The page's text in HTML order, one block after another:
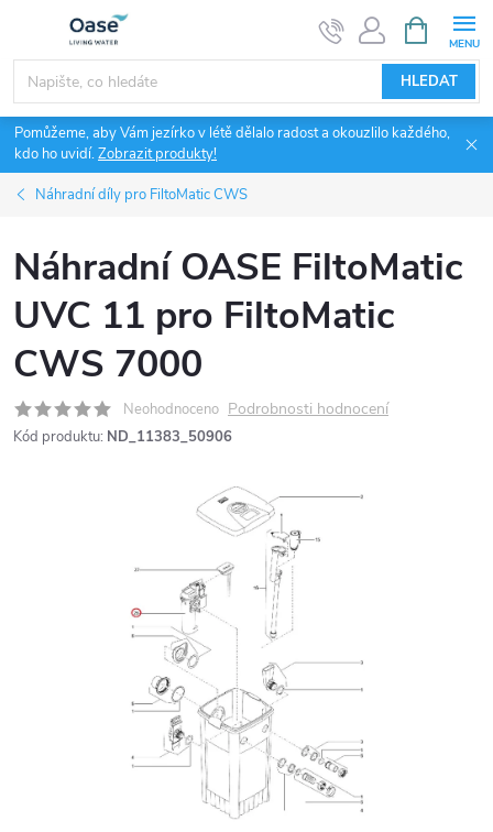
obsah
HLEDAT
NÁKUPNÍ
KOŠÍK
Pomůžeme, aby Vám jezírko v létě dělalo radost a okouzlilo každého,
kdo ho uvidí.Zobrazit produkty!
Náhradní díly pro FiltoMatic CWS
Náhradní OASE FiltoMatic
UVC 11 pro FiltoMatic
CWS 7000
Neohodnoceno Podrobnosti hodnocení
Kód produktu: ND_11383_50906